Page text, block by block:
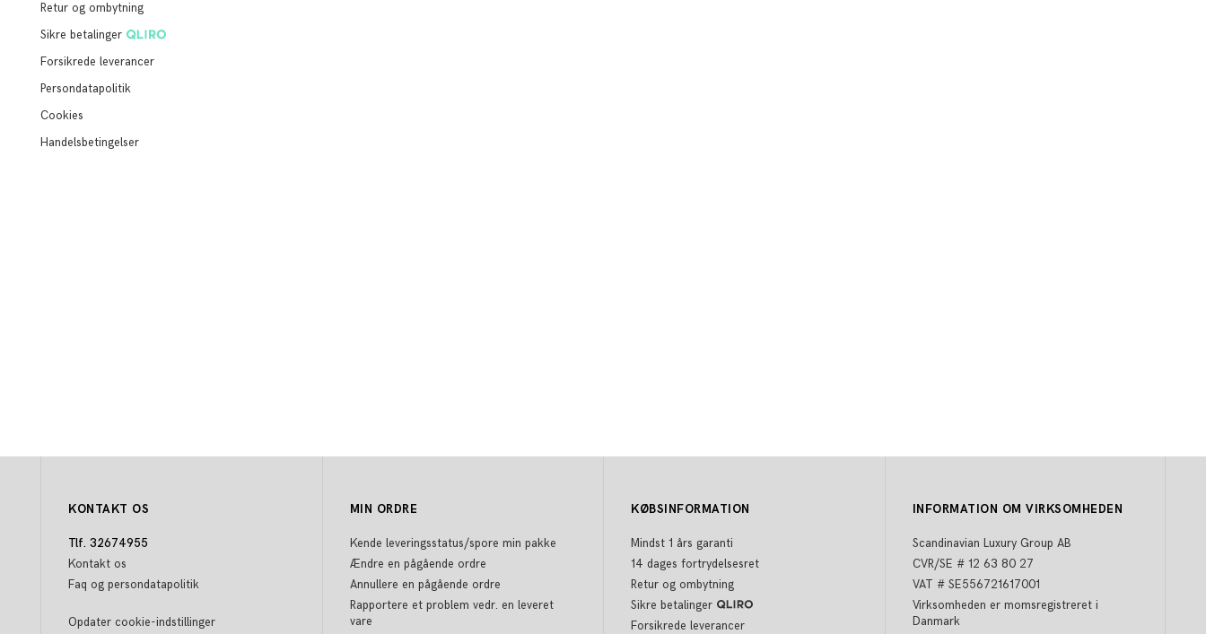
Retur og ombytning
Sikre betalinger
Forsikrede leverancer
Persondatapolitik
Cookies
Handelsbetingelser
KONTAKT OS
Tlf. 32674955
Kontakt os
Faq og persondatapolitik
Opdater cookie-indstillinger
MIN ORDRE
Kende leveringsstatus/spore min pakke
Ændre en pågående ordre
Annullere en pågående ordre
Rapportere et problem vedr. en leveret
vare
KØBSINFORMATION
Mindst 1 års garanti
14 dages fortrydelsesret
Retur og ombytning
Sikre betalinger
Forsikrede leverancer
INFORMATION OM VIRKSOMHEDEN
Scandinavian Luxury Group AB
CVR/SE # 12 63 80 27
VAT # SE556721617001
Virksomheden er momsregistreret i
Danmark